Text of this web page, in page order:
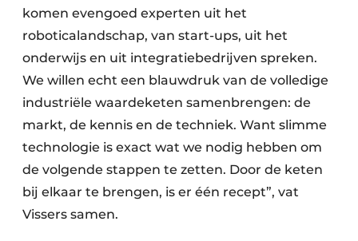
komen evengoed experten uit het
roboticalandschap, van start-ups, uit het
onderwijs en uit integratiebedrijven spreken.
We willen echt een blauwdruk van de volledige
industriële waardeketen samenbrengen: de
markt, de kennis en de techniek. Want slimme
technologie is exact wat we nodig hebben om
de volgende stappen te zetten. Door de keten
bij elkaar te brengen, is er één recept”, vat
Vissers samen.